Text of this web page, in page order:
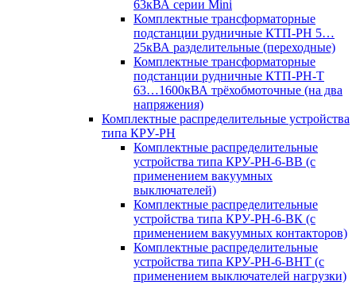
63кВА серии Mini
Комплектные трансформаторные
подстанции рудничные КТП-РН 5…
25кВА разделительные (переходные)
Комплектные трансформаторные
подстанции рудничные КТП-РН-Т
63…1600кВА трёхобмоточные (на два
напряжения)
Комплектные распределительные устройства
типа КРУ-РН
Комплектные распределительные
устройства типа КРУ-РН-6-ВВ (с
применением вакуумных
выключателей)
Комплектные распределительные
устройства типа КРУ-РН-6-ВК (с
применением вакуумных контакторов)
Комплектные распределительные
устройства типа КРУ-РН-6-ВНТ (с
применением выключателей нагрузки)